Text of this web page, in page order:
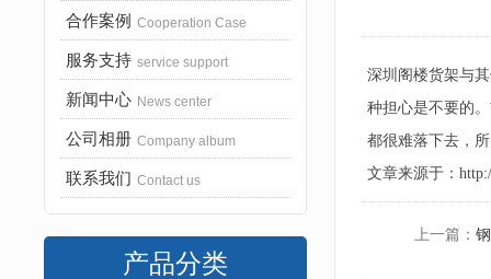
合作案例 Cooperation Case
服务支持 service support
新闻中心 News center
公司相册 Company album
联系我们 Contact us
产品分类
深圳阁楼货架与
种担心是不要的
都很难落下去，
文章来源于：
上一篇：